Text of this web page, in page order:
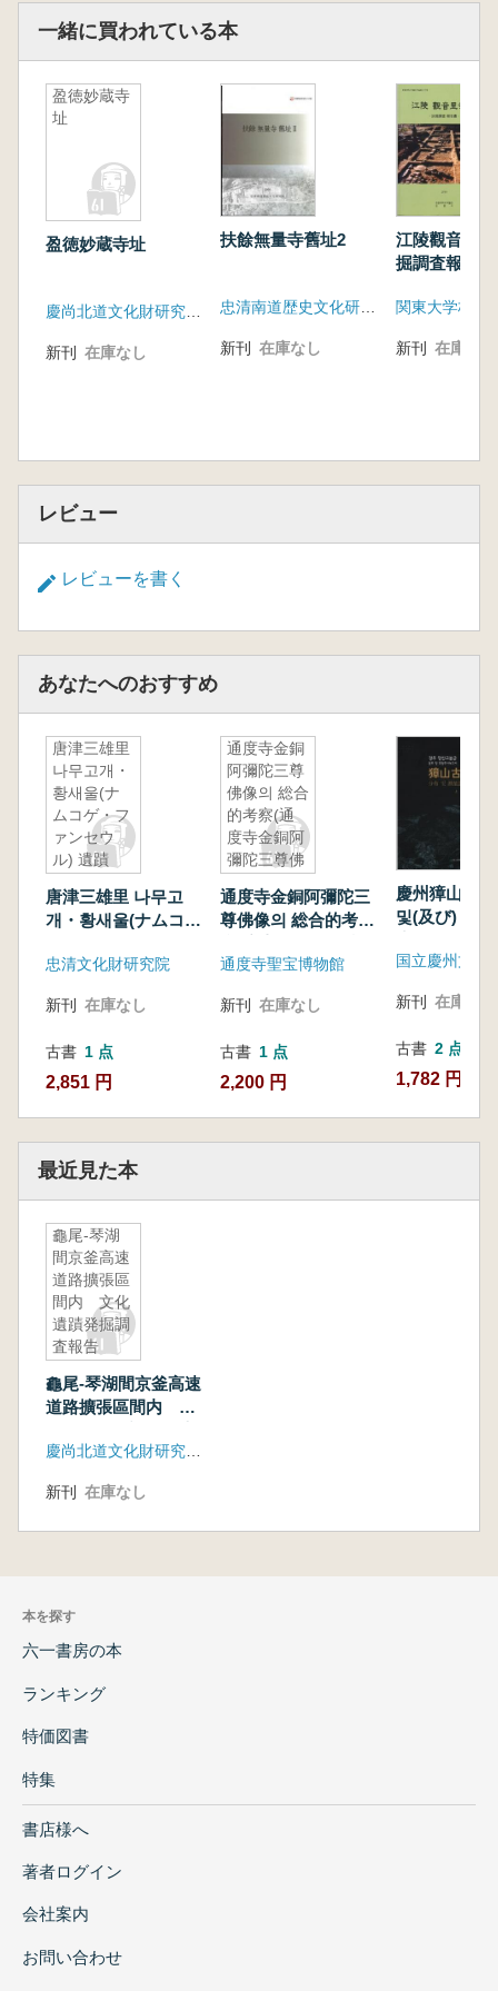
一緒に買われている本
盈徳妙蔵寺
址
盈徳妙蔵寺址
新刊 在庫なし
扶餘無量寺舊址2
忠清南道歴史文化研究院
新刊 在庫なし
江陵觀音里
掘調査報告
新刊 在庫なし
レビュー
レビューを書く
あなたへのおすすめ
唐津三雄里
나무고개・
황새울(ナ
ムコゲ・フ
ァンセウ
ル) 遺蹟
唐津三雄里 나무고
개・황새울(ナムコ
遺蹟
忠清文化財研究院
新刊 在庫なし
古書 1 点
2,851 円
通度寺金銅
阿彌陀三尊
佛像의 総合
的考察(通
度寺金銅阿
彌陀三尊佛
考察)
通度寺金銅阿彌陀三
尊佛像의 総合的考察
尊佛像の総合的考察)
通度寺聖宝博物館
新刊 在庫なし
古書 1 点
2,200 円
慶州獐山古
및(及び) 測
新刊 在庫なし
古書 2 点
1,782 円~
最近見た本
龜尾-琴湖
間京釜高速
道路擴張區
間内 文化
遺蹟発掘調
査報告
永梧里・龍
山里・梧山
龜尾-琴湖間京釜高速
道路擴張區間内 文
書 -漆谷永梧里・龍
新刊 在庫なし
本を探す
六一書房の本
ランキング
特価図書
特集
書店様へ
著者ログイン
会社案内
お問い合わせ